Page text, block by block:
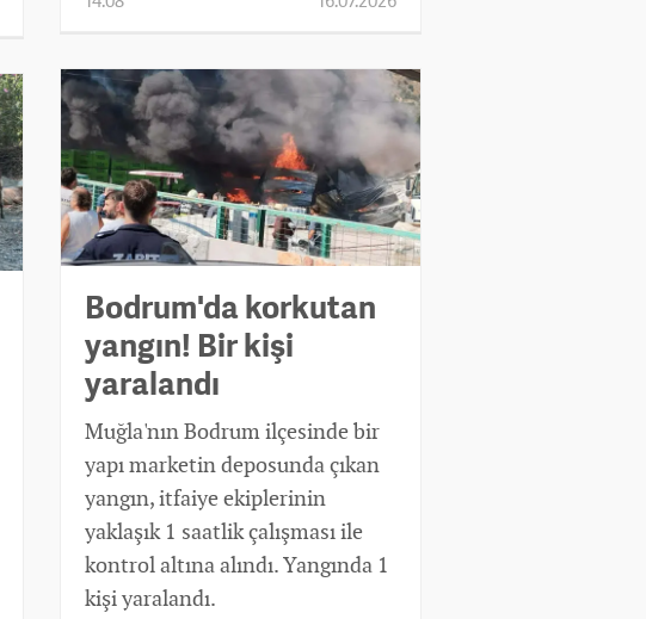
Bodrum'da korkutan
yangın! Bir kişi
yaralandı
Muğla'nın Bodrum ilçesinde bir
yapı marketin deposunda çıkan
yangın, itfaiye ekiplerinin
yaklaşık 1 saatlik çalışması ile
kontrol altına alındı. Yangında 1
kişi yaralandı.